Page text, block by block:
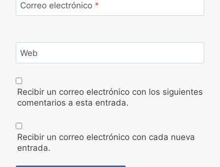
Correo electrónico *
Web
Recibir un correo electrónico con los siguientes
comentarios a esta entrada.
Recibir un correo electrónico con cada nueva
entrada.